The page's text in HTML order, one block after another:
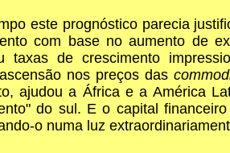
este prognóstico parecia
com base no aumento de
taxas de crescimento
nos preços das
ajudou a África e a América
do sul. E o capital
o numa luz